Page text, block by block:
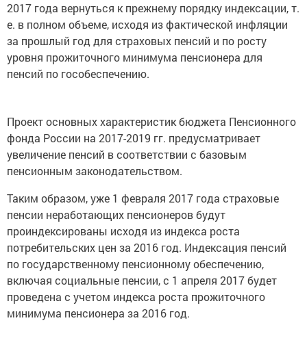
2017 года вернуться к прежнему порядку индексации, т.
е. в полном объеме, исходя из фактической инфляции
за прошлый год для страховых пенсий и по росту
уровня прожиточного минимума пенсионера для
пенсий по гособеспечению.
Проект основных характеристик бюджета Пенсионного
фонда России на 2017-2019 гг. предусматривает
увеличение пенсий в соответствии с базовым
пенсионным законодательством.
Таким образом, уже 1 февраля 2017 года страховые
пенсии неработающих пенсионеров будут
проиндексированы исходя из индекса роста
потребительских цен за 2016 год. Индексация пенсий
по государственному пенсионному обеспечению,
включая социальные пенсии, с 1 апреля 2017 будет
проведена с учетом индекса роста прожиточного
минимума пенсионера за 2016 год.